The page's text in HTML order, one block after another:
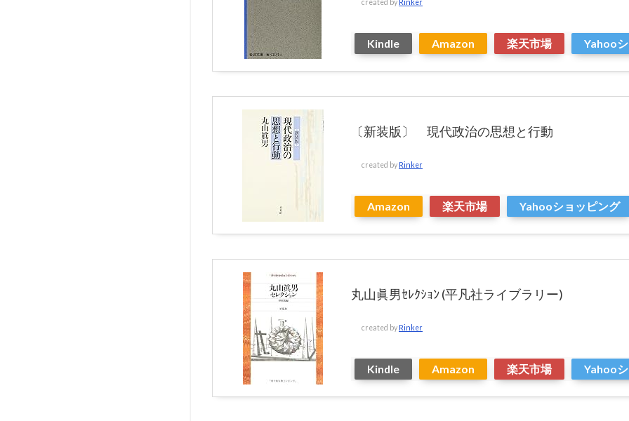
created by Rinker
Kindle Amazon 楽天市場 Yahoo
〔新装版〕 現代政治の思想と行動
created by Rinker
Amazon 楽天市場 Yahooショッピング
丸山眞男ｾﾚｸｼｮﾝ (平凡社ライブラリー)
created by Rinker
Kindle Amazon 楽天市場 Yahoo